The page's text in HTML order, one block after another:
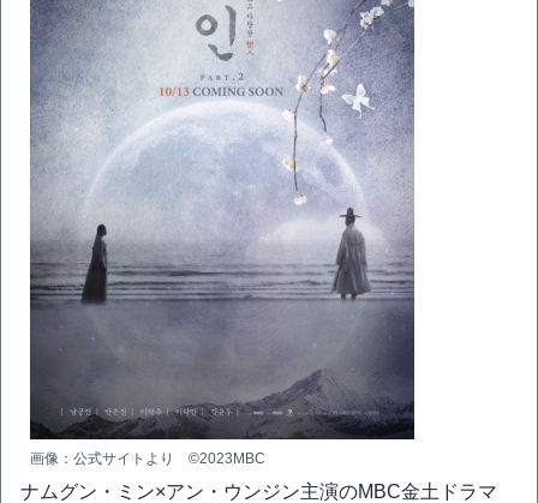
画像：公式サイトより ©2023MBC
ナムグン・ミン×アン・ウンジン主演のMBC金土ドラマ